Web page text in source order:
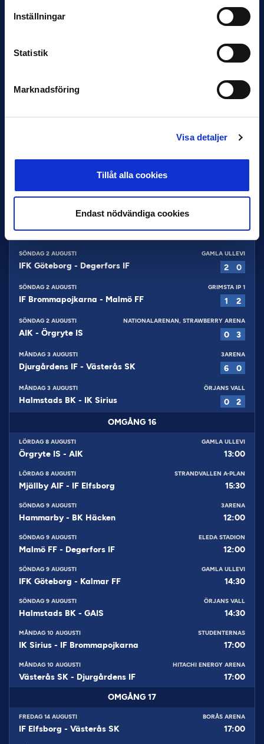
Inställningar
Statistik
Marknadsföring
Visa detaljer
Tillåt alla cookies
Endast nödvändiga cookies
4
1 1
ELEDA STADION
1 2
NORDIC WELLNESS ARENA
IF Elfsborg-Mjällby AIF 1 1
BK Häcken-Kalmar FF 1 1
SÖNDAG 2 AUGUSTI GAMLA ULLEVI
IFK Göteborg - Degerfors IF 2 0
SÖNDAG 2 AUGUSTI GRIMSTA IP 1
IF Brommapojkarna - Malmö FF 1 2
SÖNDAG 2 AUGUSTI NATIONALARENAN, STRAWBERRY ARENA
AIK - Örgryte IS 0 3
MÅNDAG 3 AUGUSTI 3ARENA
Djurgårdens IF - Västerås SK 6 0
MÅNDAG 3 AUGUSTI ÖRJANS VALL
Halmstads BK - IK Sirius 0 2
OMGÅNG 16
LÖRDAG 8 AUGUSTI GAMLA ULLEVI
Örgryte IS - AIK 13:00
LÖRDAG 8 AUGUSTI STRANDVALLEN A-PLAN
Mjällby AIF - IF Elfsborg 15:30
SÖNDAG 9 AUGUSTI 3ARENA
Hammarby- BK Häcken 12:00
SÖNDAG 9 AUGUSTI ELEDA STADION
Malmö FF - Degerfors IF 12:00
SÖNDAG 9 AUGUSTI GAMLA ULLEVI
IFK Göteborg - Kalmar FF 14:30
SÖNDAG 9 AUGUSTI ÖRJANS VALL
Halmstads BK - GAIS 14:30
MÅNDAG 10 AUGUSTI STUDENTERNAS
IK Sirius - IF Brommapojkarna 17:00
MÅNDAG 10 AUGUSTI HITACHI ENERGY ARENA
Västerås SK - Djurgårdens IF
17:00
OMGÅNG 17
FREDAG 14 AUGUSTI BORÅS ARENA
IF Elfsborg - Västerås SK 17:00